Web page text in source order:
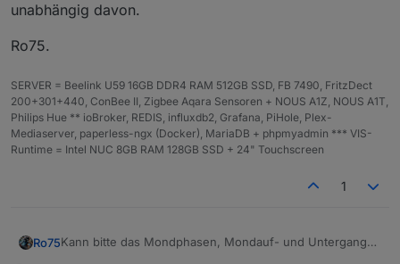
unabhängig davon.
Ro75.
SERVER = Beelink U59 16GB DDR4 RAM 512GB SSD, FB 7490, FritzDect
200+301+440, ConBee II, Zigbee Aqara Sensoren + NOUS A1Z, NOUS A1T,
Philips Hue ** ioBroker, REDIS, influxdb2, Grafana, PiHole, Plex-
Mediaserver, paperless-ngx (Docker), MariaDB + phpmyadmin *** VIS-
Runtime = Intel NUC 8GB RAM 128GB SSD + 24" Touchscreen
1
Ro75Kann bitte das Mondphasen, Mondauf- und Untergang